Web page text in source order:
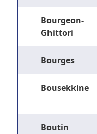
Bourgeon-
Ghittori
Bourges
Bousekkine
Boutin